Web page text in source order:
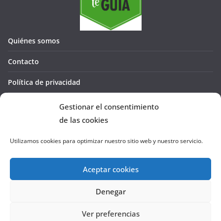
Gestionar el consentimiento
de las cookies
Utilizamos cookies para optimizar nuestro sitio web y nuestro servicio.
Aceptar cookies
Denegar
Ver preferencias
Quiénes somos
Contacto
Política de privacidad
Política de cookies (UE)
La Cañada te GUÍA